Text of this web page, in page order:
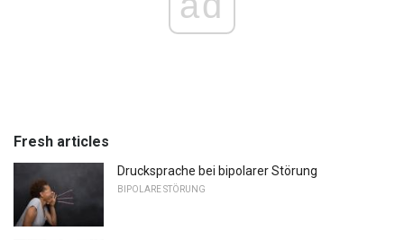
Fresh articles
Drucksprache bei bipolarer Störung
BIPOLARE STÖRUNG